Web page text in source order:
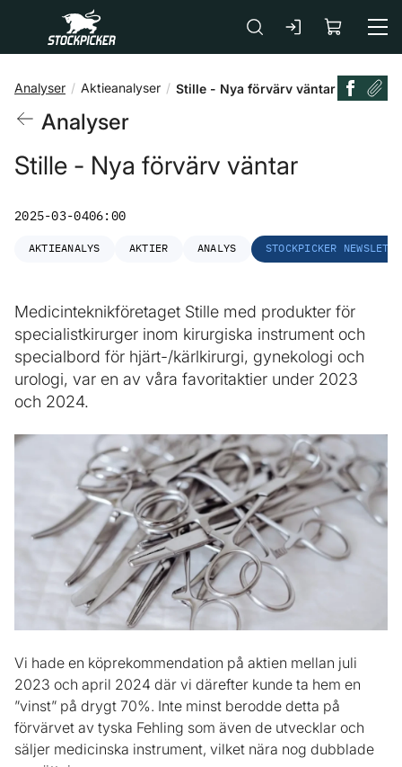
Gå till huvudinnehåll
Analyser Aktieanalyser Stille - Nya förvärv väntar
Analyser
Stille - Nya förvärv väntar
2025-03-0406:00
AKTIEANALYS AKTIER ANALYS STOCKPICKER
Medicinteknikföretaget Stille med produkter för
specialistkirurger inom kirurgiska instrument och
specialbord för hjärt-/kärlkirurgi, gynekologi och
urologi, var en av våra favoritaktier under 2023
och 2024.
Vi hade en köprekommendation på aktien mellan juli
2023 och april 2024 där vi därefter kunde ta hem en
”vinst” på drygt 70%. Inte minst berodde detta på
förvärvet av tyska Fehling som även de utvecklar och
säljer medicinska instrument, vilket nära nog dubblade